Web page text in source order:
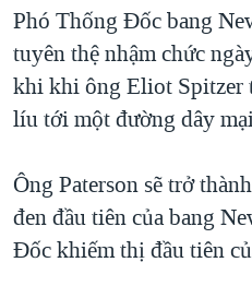
hướng
chính
Đi
tới
MỤC
TỰ DO BÁO CHÍ
VẠCH TRẦN TIN GIẢ
ĐỜI SỐNG
KINH TẾ
KHOA HỌC
CHUYÊN ĐỀ
CHIẾN TRANH THƯƠNG
TẠI
MỘT NĂM CHIẾN TRANH
GIẢI MÃ VÀNH ĐAI & CON
HỌC TIẾNG ANH
NGHE
MẠNG XÃ HỘI
Phó Thống Đốc bang
tuyên thệ nhậm chức
khi khi ông Eliot Spitzer
líu tới một đường dây
Ông Paterson sẽ trở
đen đầu tiên của bang
Đốc khiếm thị đầu tiên